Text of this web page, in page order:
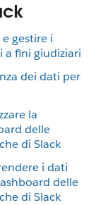
gestire i
a fini giudiziari
dei dati per
la
delle
di Slack
i dati
delle
di Slack